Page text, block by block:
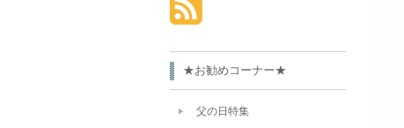
★お勧めコーナー★
父の日特集